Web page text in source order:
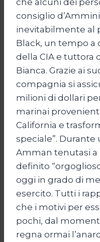
consiglio
inevitabilmente al
Black, un tempo a
della CIA e tuttora
Bianca. Grazie ai
compagnia si
milioni di dollari
marinai
California e
speciale”. Durante
Amman tenutasi a
definito
oggi in grado di
esercito. Tutti i
che i motivi per
pochi, dal
regna ormai